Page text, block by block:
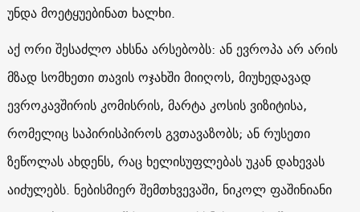
უნდა მოეტყუებინათ ხალხი.
აქ ორი შესაძლო ახსნა არსებობს: ან ევროპა არ არის
მზად სომხეთი თავის ოჯახში მიიღოს, მიუხედავად
ევროკავშირის კომისრის, მარტა კოსის ვიზიტისა,
რომელიც საპირისპიროს გვთავაზობს; ან რუსეთი
ზეწოლას ახდენს, რაც ხელისუფლებას უკან დახევას
აიძულებს. ნებისმიერ შემთხვევაში, ნიკოლ ფაშინიანი